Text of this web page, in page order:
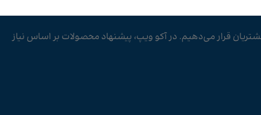
قرار می‌دهیم. در آکو ویپ، پیشنهاد محصولات بر اساس نیاز